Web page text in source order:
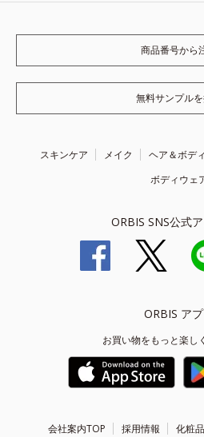
商品番号から
無料サンプル
スキンケア メイク ヘア＆ボディ
ボディウェ
ORBIS SNS公式
ORBIS アプ
お買い物をもっと楽し
会社案内TOP 採用情報 化粧